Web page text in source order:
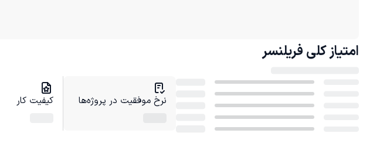
امتیاز کلی فریلنسر
نرخ موفقیت در پروژه‌ها کیفیت کار